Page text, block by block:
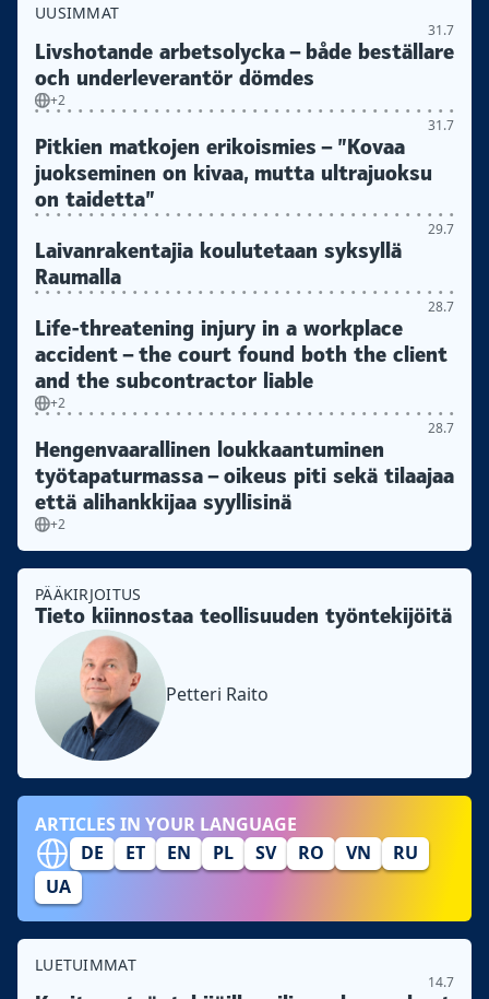
UUSIMMAT
31.7
Livshotande arbetsolycka – både beställare
och underleverantör dömdes
+2
31.7
Pitkien matkojen erikoismies – ”Kovaa
juokseminen on kivaa, mutta ultrajuoksu
on taidetta”
29.7
Laivanrakentajia koulutetaan syksyllä
Raumalla
28.7
Life-threatening injury in a workplace
accident – the court found both the client
and the subcontractor liable
+2
28.7
Hengenvaarallinen loukkaantuminen
työtapaturmassa – oikeus piti sekä tilaajaa
että alihankkijaa syyllisinä
+2
PÄÄKIRJOITUS
Tieto kiinnostaa teollisuuden työntekijöitä
Petteri Raito
ARTICLES IN YOUR LANGUAGE
DE
ET EN PL SV RO VN
RU
UA
LUETUIMMAT
14.7